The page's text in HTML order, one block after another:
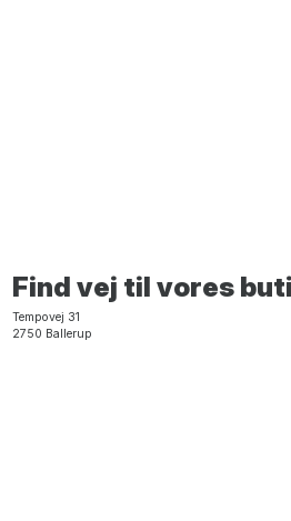
Find vej til vores
Tempovej 31
2750 Ballerup